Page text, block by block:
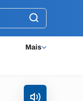
Mais